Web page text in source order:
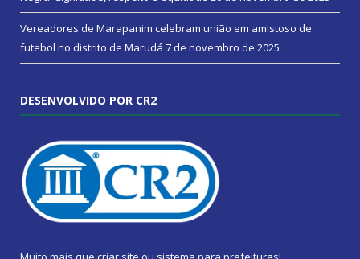
Vereadores de Marapanim celebram união em amistoso de
futebol no distrito de Marudá 7 de novembro de 2025
DESENVOLVIDO POR CR2